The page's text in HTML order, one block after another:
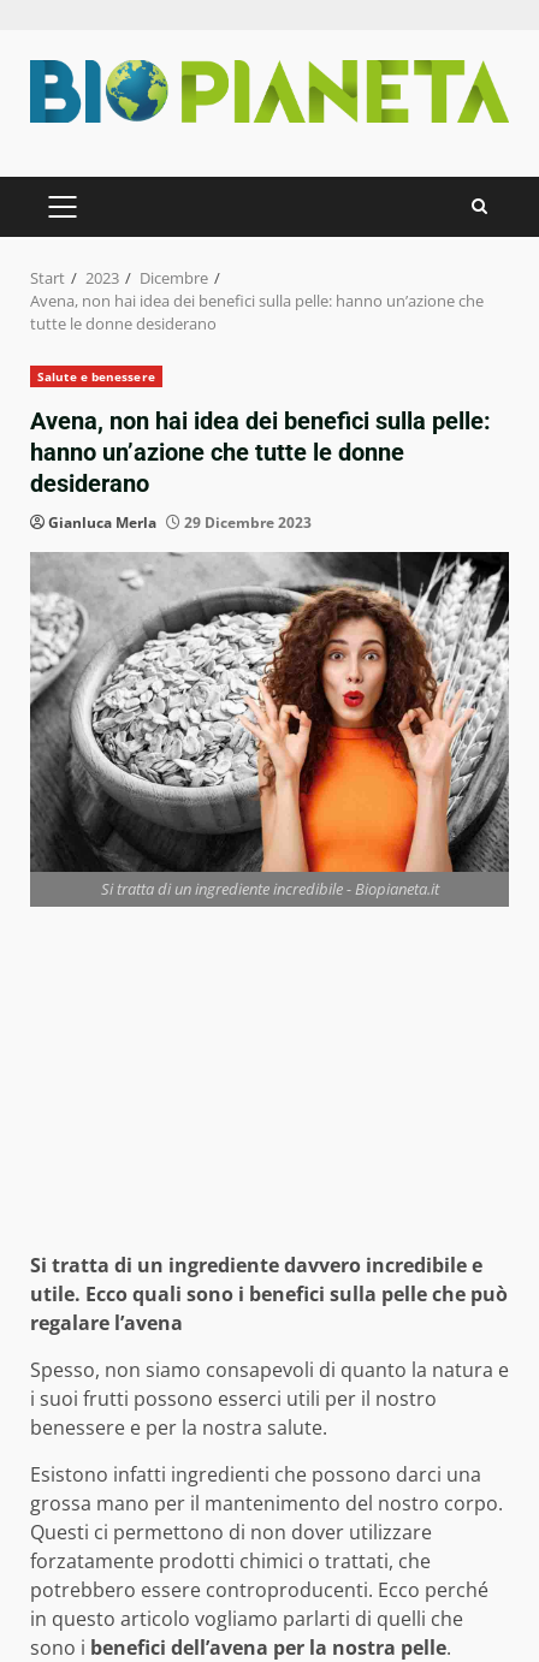
Inhalt
springen
PRIMÄRES
MENÜ
Start 2023
Dicembre
Avena, non hai idea dei benefici sulla pelle: hanno un’azione che
tutte le donne desiderano
Salute e benessere
Avena, non hai idea dei benefici sulla pelle:
hanno un’azione che tutte le donne
desiderano
Gianluca Merla 29 Dicembre 2023
Si tratta di un ingrediente incredibile - Biopianeta.it
Si tratta di un ingrediente davvero incredibile e
utile. Ecco quali sono i benefici sulla pelle che può
regalare l’avena
Spesso, non siamo consapevoli di quanto la natura e
i suoi frutti possono esserci utili per il nostro
benessere e per la nostra salute.
Esistono infatti ingredienti che possono darci una
grossa mano per il mantenimento del nostro corpo.
Questi ci permettono di non dover utilizzare
forzatamente prodotti chimici o trattati, che
potrebbero essere controproducenti. Ecco perché
in questo articolo vogliamo parlarti di quelli che
sono i benefici dell’avena per la nostra pelle.